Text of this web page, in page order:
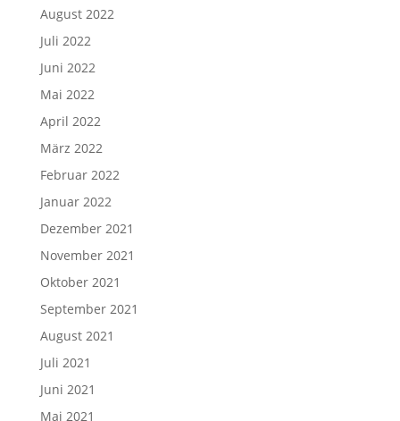
August 2022
Juli 2022
Juni 2022
Mai 2022
April 2022
März 2022
Februar 2022
Januar 2022
Dezember 2021
November 2021
Oktober 2021
September 2021
August 2021
Juli 2021
Juni 2021
Mai 2021